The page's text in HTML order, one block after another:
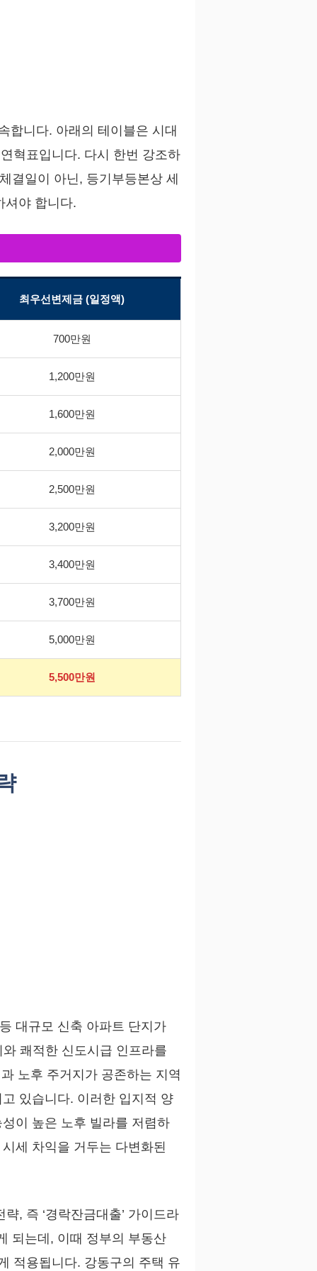
합니다. 아래의 테이블은 시대
혁표입니다. 다시 한번 강조하
결일이 아닌, 등기부등본상 세
셔야 합니다.
최우선변제금 (일정액)
700만원
1,200만원
1,600만원
2,000만원
2,500만원
3,200만원
3,400만원
3,700만원
5,000만원
5,500만원
대규모 신축 아파트 단지가
쾌적한 신도시급 인프라를
노후 주거지가 공존하는 지역
있습니다. 이러한 입지적 양
이 높은 노후 빌라를 저렴하
세 차익을 거두는 다변화된
, 즉 ‘경락잔금대출’ 가이드라
되는데, 이때 정부의 부동산
적용됩니다. 강동구의 주택 유